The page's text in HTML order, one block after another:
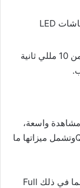
توفر شاشات QLED ألوانًا أكثر روعة من شاشات LED
يتراوح وقت الاستجابة في شاشات QLED من 10 مللي ثانية
واسعة،
ولكنها تكون أكثر تكلفة من شاشات LED أو QLEDوتشمل ميزاتها ما
تتوفر شاشات OLED بأحجام دقة مختلفة، بما في ذلك Full